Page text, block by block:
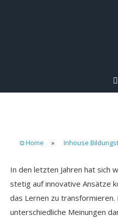
⧉ Home » Inhouse
In den letzten Jahren hat sich
stetig auf innovative Ansätze
das Lernen zu transformieren.
unterschiedliche Meinungen